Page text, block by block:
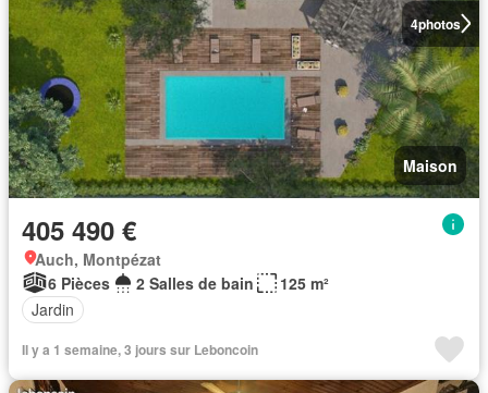
4photos
Maison
405 490 €
Auch, Montpézat
6 Pièces
2 Salles de bain
125 m²
Jardin
Il y a 1 semaine, 3 jours sur Leboncoin